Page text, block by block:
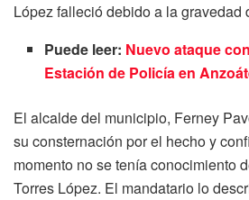
López falleció debido a la gravedad
Puede leer: Nuevo ataque
Estación de Policía en
El alcalde del municipio, Ferney
su consternación por el hecho y
momento no se tenía conocimiento
Torres López. El mandatario lo